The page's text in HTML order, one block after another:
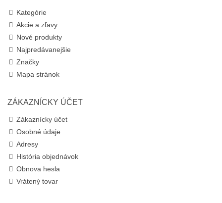
Kategórie
Akcie a zľavy
Nové produkty
Najpredávanejšie
Značky
Mapa stránok
ZÁKAZNÍCKY ÚČET
Zákaznícky účet
Osobné údaje
Adresy
História objednávok
Obnova hesla
Vrátený tovar